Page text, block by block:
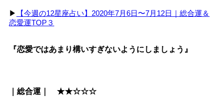
▶︎
【今週の12星座占い】2020年7月6日〜7月12日｜総合運＆
恋愛運TOP３
『恋愛ではあまり構いすぎないようにしましょう』
｜総合運｜ ★★☆☆☆